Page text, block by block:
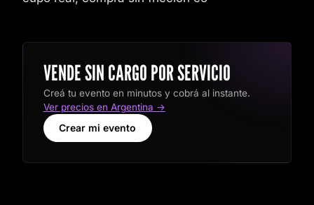
VENDE SIN CARGO POR SERVICIO
Creá tu evento en minutos y cobrá al instante.
Ver precios en Argentina →
Crear mi evento